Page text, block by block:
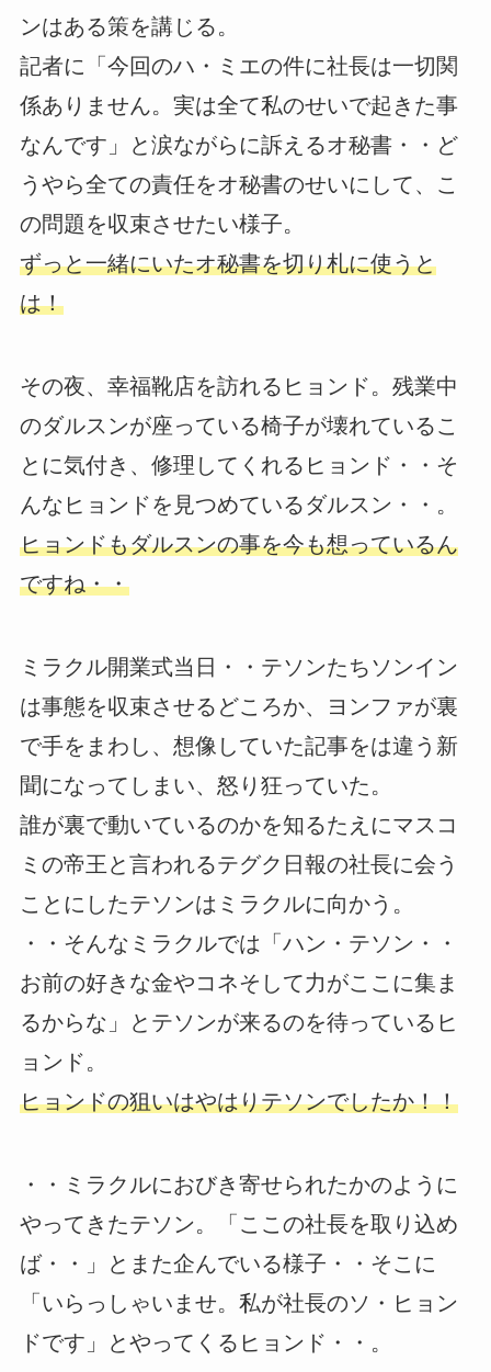
ンはある策を講じる。
記者に「今回のハ・ミエの件に社長は一切関
係ありません。実は全て私のせいで起きた事
なんです」と涙ながらに訴えるオ秘書・・ど
うやら全ての責任をオ秘書のせいにして、こ
の問題を収束させたい様子。
ずっと一緒にいたオ秘書を切り札に使うと
は！
その夜、幸福靴店を訪れるヒョンド。残業中
のダルスンが座っている椅子が壊れているこ
とに気付き、修理してくれるヒョンド・・そ
んなヒョンドを見つめているダルスン・・。
ヒョンドもダルスンの事を今も想っているん
ですね・・
ミラクル開業式当日・・テソンたちソンイン
は事態を収束させるどころか、ヨンファが裏
で手をまわし、想像していた記事をは違う新
聞になってしまい、怒り狂っていた。
誰が裏で動いているのかを知るたえにマスコ
ミの帝王と言われるテグク日報の社長に会う
ことにしたテソンはミラクルに向かう。
・・そんなミラクルでは「ハン・テソン・・
お前の好きな金やコネそして力がここに集ま
るからな」とテソンが来るのを待っているヒ
ョンド。
ヒョンドの狙いはやはりテソンでしたか！！
・・ミラクルにおびき寄せられたかのように
やってきたテソン。「ここの社長を取り込め
ば・・」とまた企んでいる様子・・そこに
「いらっしゃいませ。私が社長のソ・ヒョン
ドです」とやってくるヒョンド・・。